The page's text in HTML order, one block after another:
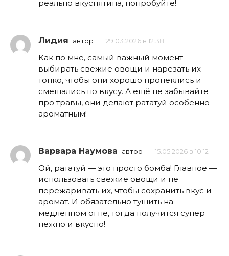
реально вкуснятина, попробуйте!
Лидия автор 29.03.2026 в 12:38
Как по мне, самый важный момент —
выбирать свежие овощи и нарезать их
тонко, чтобы они хорошо пропеклись и
смешались по вкусу. А ещё не забывайте
про травы, они делают рататуй особенно
ароматным!
Варвара Наумова автор 15.05.2026 в 10:12
Ой, рататуй — это просто бомба! Главное —
использовать свежие овощи и не
пережаривать их, чтобы сохранить вкус и
аромат. И обязательно тушить на
медленном огне, тогда получится супер
нежно и вкусно!